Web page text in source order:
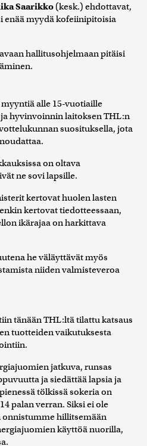
Saarikko (kesk.) ehdottavat,
enää myydä kofeiinipitoisia
hallitusohjelmaan pitäisi
myyntiä alle 15-vuotiaille
hyvinvoinnin laitoksen THL:n
suosituksella, jota
on oltava
ne sovi lapsille.
kertovat huolen lasten
kertovat tiedotteessaan,
ikärajaa on harkittava
he väläyttävät myös
niiden valmisteveroa
tänään THL:ltä tilattu katsaus
tuotteiden vaikutuksesta
jatkuva, runsas
ja siedättää lapsia ja
tölkissä sokeria on
palan verran. Siksi ei ole
hillitsemään
käyttöä nuorilla,